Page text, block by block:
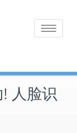
Toggle
人脸识